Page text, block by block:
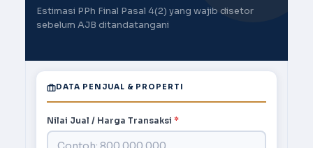
Estimasi PPh Final Pasal 4(2) yang wajib disetor
sebelum AJB ditandatangani
DATA PENJUAL & PROPERTI
Nilai Jual / Harga Transaksi *